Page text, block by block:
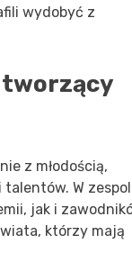
wydobyć z
tworzący
z młodością,
W
jak i
którzy mają